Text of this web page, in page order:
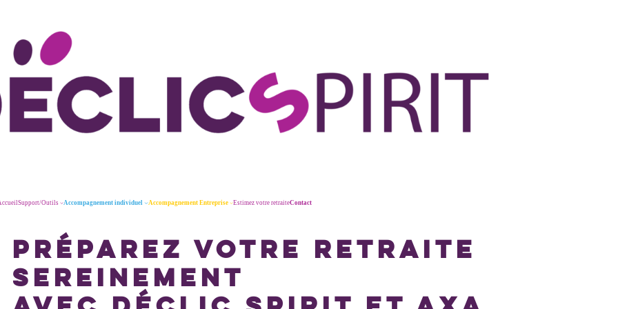
Support/Outils Accompagnement individuel Accompagnement Entreprise Estimez votre retraiteContact
PRÉPAREZ VOTRE RETRAITE
SEREINEMENT